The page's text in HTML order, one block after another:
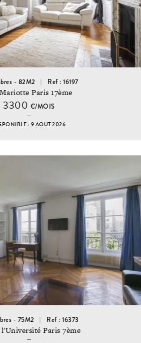
- 82M2 Ref : 16197
Paris 17ème
3300 €/MOIS
: 9 AOUT 2026
- 75M2 Ref : 16373
Paris 7ème